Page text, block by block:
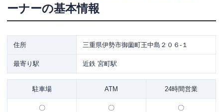
ーナーの基本情報
住所 三重県伊勢市御薗町王中島２０６-１
最寄り駅 近鉄 宮町駅
駐車場 ATM 24時間営業
〇 〇 〇